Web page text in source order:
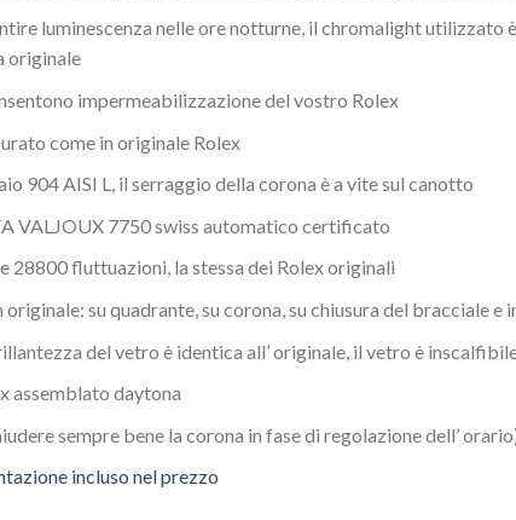
luminescenza nelle ore notturne, il chromalight utilizzato
originale
impermeabilizzazione del vostro Rolex
come in originale Rolex
904 AISI L, il serraggio della corona è a vite sul canotto
VALJOUX 7750 swiss automatico certificato
28800 fluttuazioni, la stessa dei Rolex originali
su quadrante, su corona, su chiusura del bracciale e
del vetro è identica all’ originale, il vetro è
assemblato daytona
sempre bene la corona in fase di regolazione dell’
incluso nel prezzo